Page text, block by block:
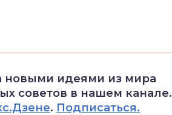
новыми идеями из мира
советов в нашем канале.
. Подписаться.